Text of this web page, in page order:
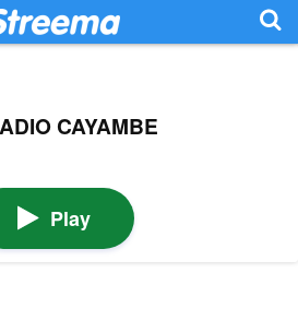
CAYAMBE
Play